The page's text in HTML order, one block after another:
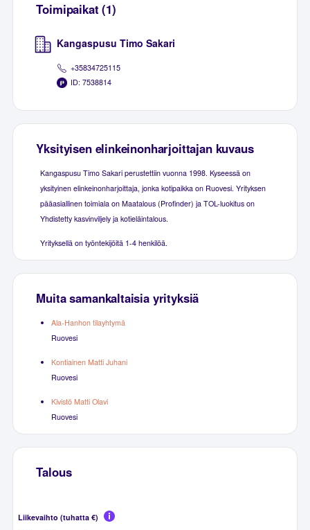
Toimipaikat (1)
Kangaspusu Timo Sakari
+35834725115
ID: 7538814
Yksityisen elinkeinonharjoittajan kuvaus
Kangaspusu Timo Sakari perustettiin vuonna 1998. Kyseessä on
yksityinen elinkeinonharjoittaja, jonka kotipaikka on Ruovesi. Yrityksen
pääasiallinen toimiala on Maatalous (Profinder) ja TOL-luokitus on
Yhdistetty kasvinviljely ja kotieläintalous.
Yrityksellä on työntekijöitä 1-4 henkilöä.
Muita samankaltaisia yrityksiä
Ala-Hanhon tilayhtymä
Ruovesi
Kontiainen Matti Juhani
Ruovesi
Kivistö Matti Olavi
Ruovesi
Talous
Liikevaihto (tuhatta €)